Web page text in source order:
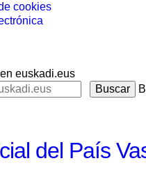
cookies
euskadi.eus
del País